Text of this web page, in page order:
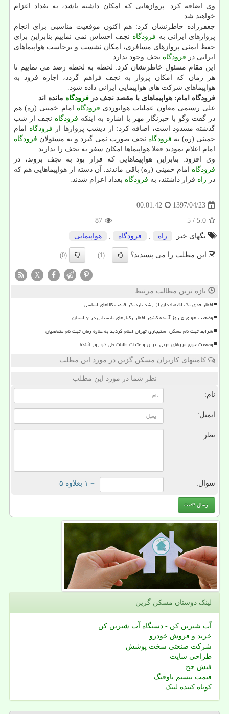
وی اضافه كرد: پروازهایی كه امكان داشته باشد، به بغداد اعزام
خواهند شد.
جعفرزاده خاطرنشان كرد: هم اكنون موقعیت مناسبی برای انجام
پروازهای ایرانی به فرودگاه نجف احساس نمی نماییم بنابراین برای
حفظ ایمنی پروازهای مسافری، امكان نشست و برخاست هواپیماهای
ایرانی در فرودگاه نجف وجود ندارد.
این مقام مسئول خاطرنشان كرد: لحظه به لحظه رصد می نماییم تا
هر زمان كه امكان پرواز به نجف فراهم گردد، اجازه فرود به
هواپیماهای شركت های هواپیمایی ایرانی داده شود.
فرودگاه امام: هواپیماهای با مقصد نجف در فرودگاه مانده اند
علی رستمی معاون عملیات هوانوردی فرودگاه امام خمینی (ره) هم
در گفت وگو با خبرنگار مهر با اشاره به اینكه فرودگاه نجف از شب
گذشته مسدود است، اضافه كرد: از دیشب پروازها از فرودگاه امام
خمینی (ره) به فرودگاه نجف صورت نمی گیرد و به مسئولان فرودگاه
امام اعلام نمودند فعلا هواپیماها امكان سفر به نجف را ندارند.
وی افزود: بنابراین هواپیماهایی كه قرار بود به نجف بروند، در
فرودگاه امام خمینی (ره) باقی ماندند. آن دسته از هواپیماهایی هم كه
در راه قرار داشتند، به فرودگاه بغداد اعزام شدند.
1397/04/23
00:01:42
5.0
/ 5
87
تگهای خبر:
راه , فرودگاه , هواپیمایی
این مطلب را می پسندید؟ (1)
(0)
X
تازه ترین مطالب مرتبط
اخطار جدی یک اقتصاددان از رشد باردیگر قیمت کالاهای اساسی
وضعیت هوای ۵ روز آینده کشور اخطار رگبارهای تابستانی در ۷ استان
شرایط ثبت نام مسکن استیجاری تهران اعلام گردید به علاوه زمان ثبت نام متقاضیان
وضعیت جوی مرزهای غربی ایران و عتبات عالیات طی دو روز آینده
کامنتهای کاربران مسکن گزین در مورد این مطلب
نظر شما در مورد این مطلب
نام:
ایمیل:
نظر:
سوال: = ۱ بعلاوه ۵
لینک دوستان مسكن گزین
آب شیرین کن - دستگاه آب شیرین کن
خرید و فروش خودرو
شرکت صنعتی سخت پوشش
طراحی سایت
فیش حج
قیمت بیسیم باوفنگ
کوتاه کننده لینک